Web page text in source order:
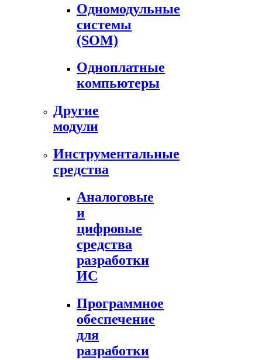
Одномодульные
системы
(SOM)
Одноплатные
компьютеры
Другие
модули
Инструментальные
средства
Аналоговые
и
цифровые
средства
разработки
ИС
Программное
обеспечение
для
разработки